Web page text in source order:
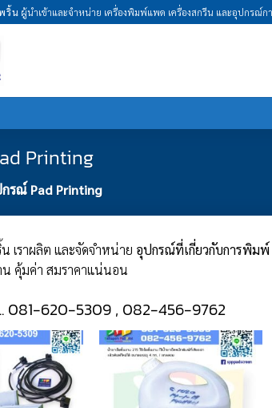
ริ้น ผู้นำเข้าและจำหน่าย เครื่องพิมพ์แพด เครื่องสกรีน และอุปกรณ์ก
Printing
รณ์ Pad Printing
เราผลิต และจัดจำหน่าย อุปกรณ์ที่เกี่ยวกับการพิม
น คุ้มค่า สมราคาแน่นอน
.. 081-620-5309 , 082-456-9762